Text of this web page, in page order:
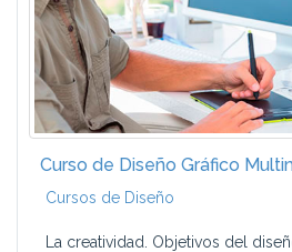
Curso de Diseño Gráfico
Cursos de Diseño
La creatividad. Objetivos del